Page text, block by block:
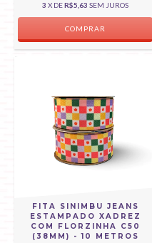
3 X DER$5,63 SEM JUROS
FITA SINIMBU JEANS
ESTAMPADO XADREZ
COM FLORZINHA C50
(38MM) - 10 METROS